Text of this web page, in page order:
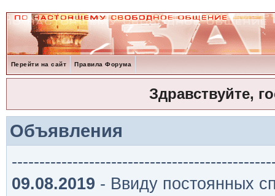
Перейти на сайт Правила Форума
Здравствуйте,
Объявления
09.08.2019 - Ввиду постоянных